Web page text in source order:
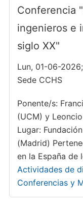
Conferencia
ingenieros e
siglo XX"
Lun, 01-06-
Sede CCHS
Ponente/s:
(UCM) y
Lugar:
(Madrid)
en la España de
Actividades de
Conferencias y